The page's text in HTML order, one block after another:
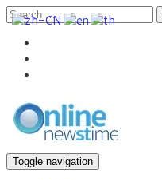
Toggle navigation